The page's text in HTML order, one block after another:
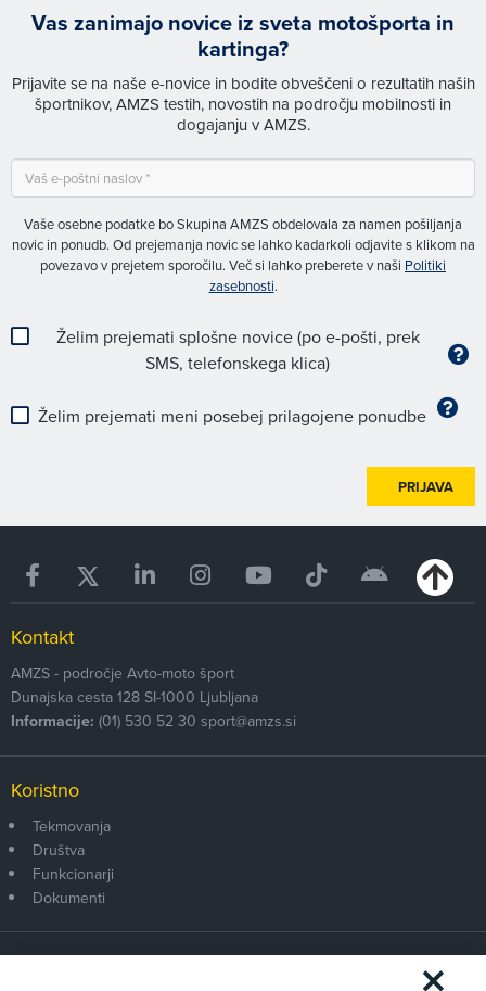
Vas zanimajo novice iz sveta motošporta in
kartinga?
Prijavite se na naše e-novice in bodite obveščeni o rezultatih naših
športnikov, AMZS testih, novostih na področju mobilnosti in
dogajanju v AMZS.
Vaše osebne podatke bo Skupina AMZS obdelovala za namen pošiljanja
novic in ponudb. Od prejemanja novic se lahko kadarkoli odjavite s klikom na
povezavo v prejetem sporočilu. Več si lahko preberete v naši Politiki
zasebnosti.
Želim prejemati splošne novice (po e-pošti, prek
SMS, telefonskega klica)
Želim prejemati meni posebej prilagojene ponudbe
PRIJAVA
Kontakt
AMZS - področje Avto-moto šport
Dunajska cesta 128 SI-1000 Ljubljana
Informacije: (01) 530 52 30 sport@amzs.si
Koristno
Tekmovanja
Društva
Funkcionarji
Dokumenti